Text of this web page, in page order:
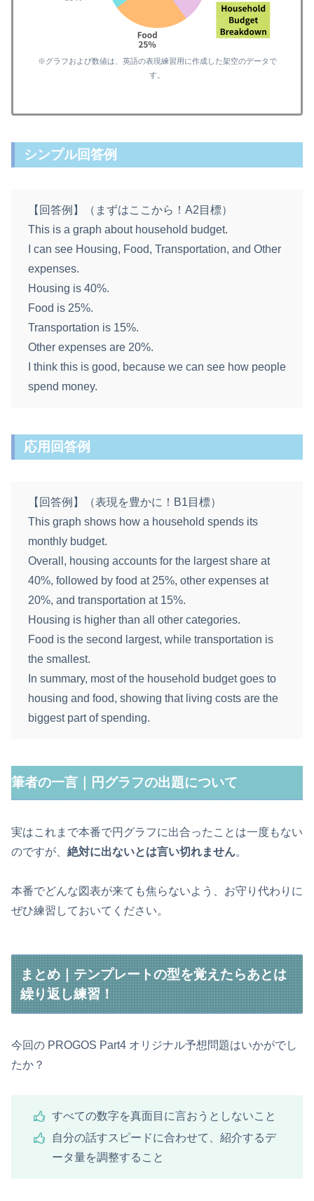
※グラフおよび数値は、英語の表現練習用に作成した架空のデータで
す。
シンプル回答例
【回答例】（まずはここから！A2目標）
This is a graph about household budget.
I can see Housing, Food, Transportation, and Other
expenses.
Housing is 40%.
Food is 25%.
Transportation is 15%.
Other expenses are 20%.
I think this is good, because we can see how people
spend money.
応用回答例
【回答例】（表現を豊かに！B1目標）
This graph shows how a household spends its
monthly budget.
Overall, housing accounts for the largest share at
40%, followed by food at 25%, other expenses at
20%, and transportation at 15%.
Housing is higher than all other categories.
Food is the second largest, while transportation is
the smallest.
In summary, most of the household budget goes to
housing and food, showing that living costs are the
biggest part of spending.
筆者の一言｜円グラフの出題について
実はこれまで本番で円グラフに出合ったことは一度もない
のですが、 絶対に出ないとは言い切れません。
本番でどんな図表が来ても焦らないよう、お守り代わりに
ぜひ練習しておいてください。
まとめ｜テンプレートの型を覚えたらあとは
繰り返し練習！
今回の PROGOS Part4 オリジナル予想問題はいかがでし
たか？
すべての数字を真面目に言おうとしないこと
自分の話すスピードに合わせて、紹介するデ
ータ量を調整すること